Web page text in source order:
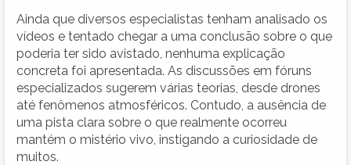
Ainda que diversos especialistas tenham analisado os
vídeos e tentado chegar a uma conclusão sobre o que
poderia ter sido avistado, nenhuma explicação
concreta foi apresentada. As discussões em fóruns
especializados sugerem várias teorias, desde drones
até fenômenos atmosféricos. Contudo, a ausência de
uma pista clara sobre o que realmente ocorreu
mantém o mistério vivo, instigando a curiosidade de
muitos.